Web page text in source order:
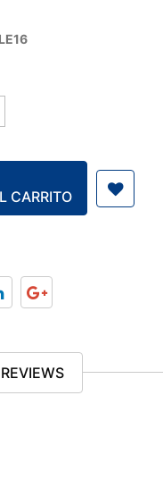
CARRITO
REVIEWS